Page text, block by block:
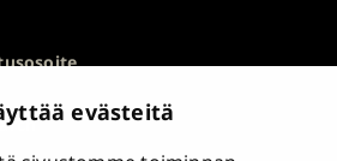
evästeitä